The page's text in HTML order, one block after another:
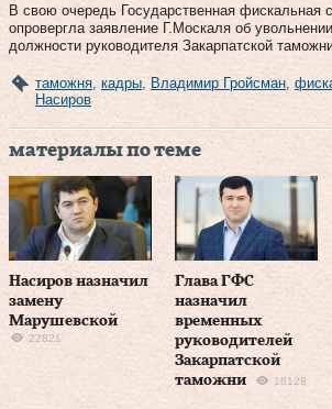
В свою очередь Государственная фискальная
опровергла заявление Г.Москаля об
должности руководителя Закарпатской
таможня кадры Владимир Гройсман
Насиров
материалы по теме
Насиров назначил
замену
Марушевской
22821
Глава ГФС
назначил
временных
руководителей
Закарпатской
таможни
18128